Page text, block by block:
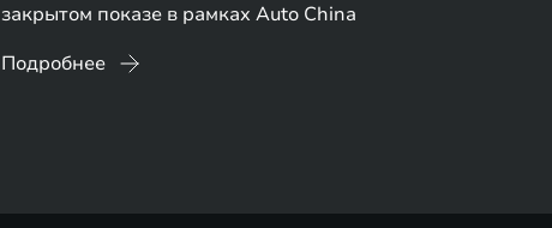
закрытом показе в рамках Auto China
Подробнее